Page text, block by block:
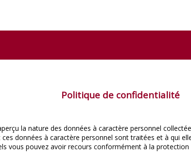
Politique de confidentialité
la nature des données à caractère personnel
données à caractère personnel sont traitées et à qui
vous pouvez avoir recours conformément à la protection